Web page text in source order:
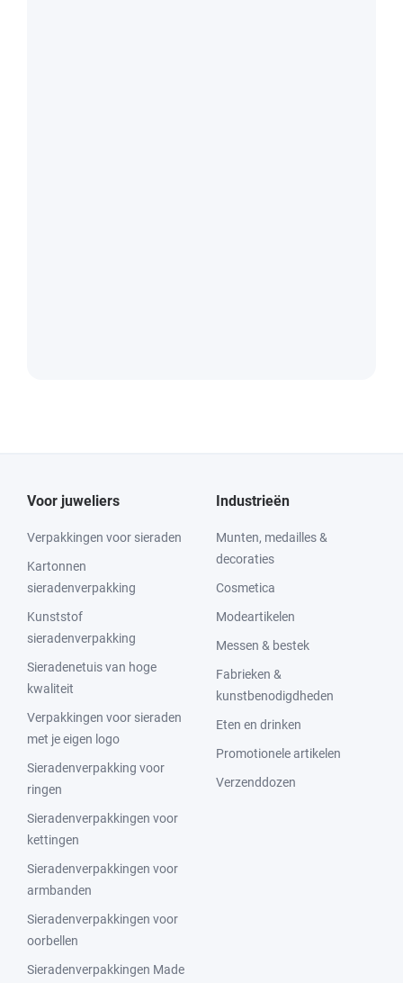
Voor juweliers
Verpakkingen voor sieraden
Kartonnen
sieradenverpakking
Kunststof
sieradenverpakking
Sieradenetuis van hoge
kwaliteit
Verpakkingen voor sieraden
met je eigen logo
Sieradenverpakking voor
ringen
Sieradenverpakkingen voor
kettingen
Sieradenverpakkingen voor
armbanden
Sieradenverpakkingen voor
oorbellen
Sieradenverpakkingen Made
Industrieën
Munten, medailles &
decoraties
Cosmetica
Modeartikelen
Messen & bestek
Fabrieken &
kunstbenodigdheden
Eten en drinken
Promotionele artikelen
Verzenddozen